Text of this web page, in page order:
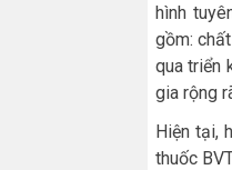
hình
gồm:
qua triển
gia rộng
Hiện tại,
thuốc